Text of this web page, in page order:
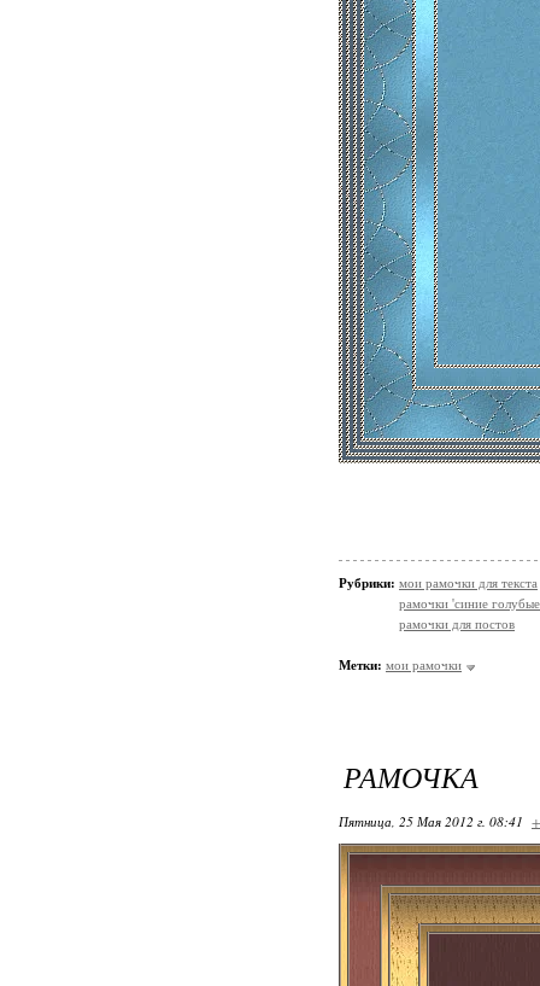
Рубрики: мои рамочки для текста
рамочки 'синие
рамочки для постов
Метки: мои рамочки
РАМОЧКА
Пятница, 25 Мая 2012 г. 08:41